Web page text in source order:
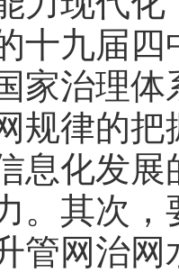
十九届
家治理
规律的
息化发
。其次
管网治